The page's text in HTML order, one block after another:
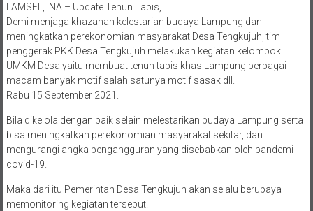
LAMSEL, INA – Update Tenun Tapis,
Demi menjaga khazanah kelestarian budaya Lampung dan
meningkatkan perekonomian masyarakat Desa Tengkujuh, tim
penggerak PKK Desa Tengkujuh melakukan kegiatan kelompok
UMKM Desa yaitu membuat tenun tapis khas Lampung berbagai
macam banyak motif salah satunya motif sasak dll.
Rabu 15 September 2021.
Bila dikelola dengan baik selain melestarikan budaya Lampung serta
bisa meningkatkan perekonomian masyarakat sekitar, dan
mengurangi angka pengangguran yang disebabkan oleh pandemi
covid-19.
Maka dari itu Pemerintah Desa Tengkujuh akan selalu berupaya
memonitoring kegiatan tersebut.